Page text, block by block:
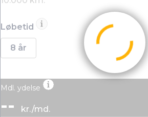
Løbetid
8 år
Mdl. ydelse
--
kr./md.